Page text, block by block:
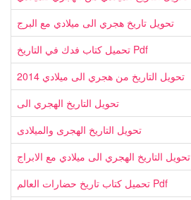
تحويل تاريخ هجري الى ميلادي مع البرج
تحميل كتاب فدك في التاريخ Pdf
تحويل التاريخ من هجري الى ميلادي 2014
تحويل التاريخ الهجري الى
تحويل التاريخ الهجرى والميلادى
تحويل التاريخ الهجري الى ميلادي مع الابراج
تحميل كتاب تاريخ حضارات العالم Pdf